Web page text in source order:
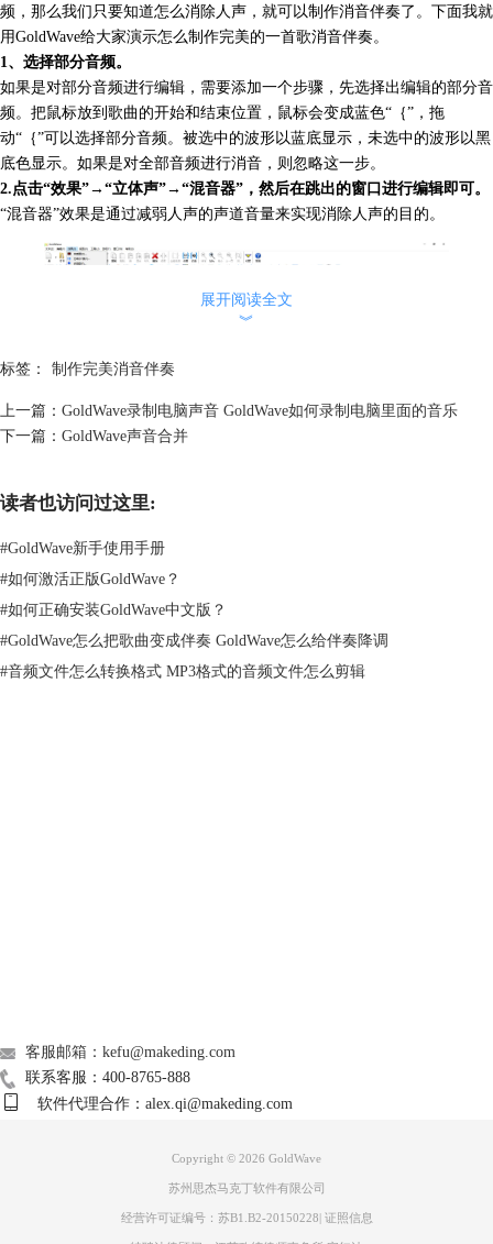
频，那么我们只要知道怎么消除人声，就可以制作消音伴奏了。下面我就
用GoldWave给大家演示怎么制作完美的一首歌消音伴奏。
1、选择部分音频。
如果是对部分音频进行编辑，需要添加一个步骤，先选择出编辑的部分音
频。把鼠标放到歌曲的开始和结束位置，鼠标会变成蓝色“｛”，拖
动“｛”可以选择部分音频。被选中的波形以蓝底显示，未选中的波形以黑
底色显示。如果是对全部音频进行消音，则忽略这一步。
2.点击“效果”→“立体声”→“混音器”，然后在跳出的窗口进行编辑即可。
“混音器”效果是通过减弱人声的声道音量来实现消除人声的目的。
找到人声的声道音量，拖拽移动按钮为负值，伴奏音乐的音量调整到最
大。左声道的左音量是伴奏的音量、右音量是人声的音量；右声道的左音
量是伴奏的音量、右音量是人声的音量。
近-100，然后再进行试听。
展开阅读全文
︾
标签： 制作完美消音伴奏
上一篇： GoldWave录制电脑声音 GoldWave如何录制电脑里面的音乐
下一篇： GoldWave声音合并
读者也访问过这里:
#GoldWave新手使用手册
#如何激活正版GoldWave？
#如何正确安装GoldWave中文版？
#GoldWave怎么把歌曲变成伴奏 GoldWave怎么给伴奏降调
#音频文件怎么转换格式 MP3格式的音频文件怎么剪辑
客服邮箱：kefu@makeding.com
联系客服：400-8765-888
软件代理合作：alex.qi@makeding.com
Copyright © 2026 GoldWave
苏州思杰马克丁软件有限公司
经营许可证编号：苏B1.B2-20150228| 证照信息